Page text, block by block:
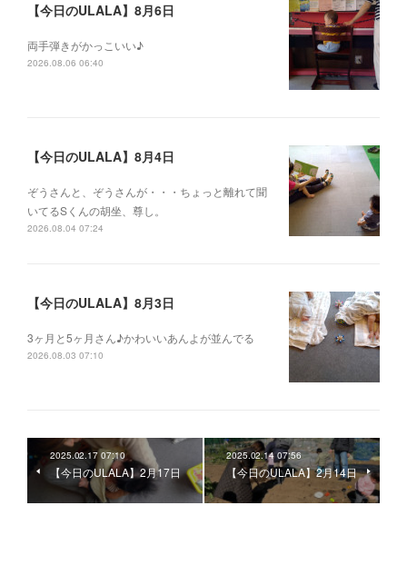
【今日のULALA】8月6日
両手弾きがかっこいい♪
2026.08.06 06:40
【今日のULALA】8月4日
ぞうさんと、ぞうさんが・・・ちょっと離れて聞
いてるSくんの胡坐、尊し。
2026.08.04 07:24
【今日のULALA】8月3日
3ヶ月と5ヶ月さん♪かわいいあんよが並んでる
2026.08.03 07:10
2025.02.17 07:10
【今日のULALA】2月17日
2025.02.14 07:56
【今日のULALA】2月14日